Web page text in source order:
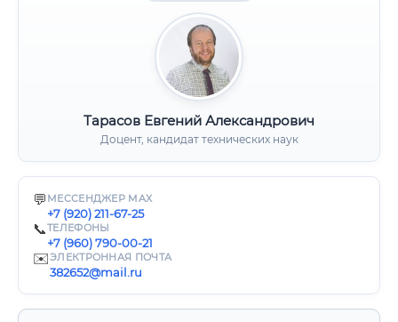
Тарасов Евгений Александрович
Доцент, кандидат технических наук
💬 МЕССЕНДЖЕР MAX
+7 (920) 211-67-25
📞ТЕЛЕФОНЫ
+7 (960) 790-00-21
✉️ЭЛЕКТРОННАЯ ПОЧТА
382652@mail.ru